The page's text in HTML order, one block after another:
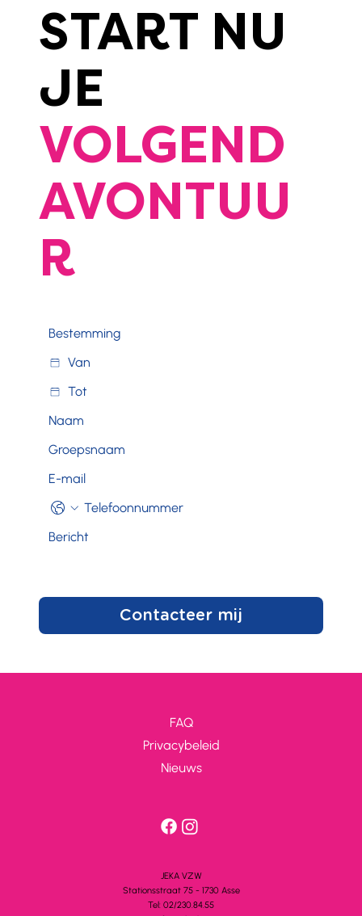
START NU
JE
VOLGEND
AVONTUU
R
Contacteer mij
JEKA VZW
Stationsstraat 75 - 1730 Asse
Tel: 02/230.84.55
FAQ
Privacybeleid
Nieuws